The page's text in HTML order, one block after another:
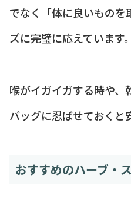
でなく「体に良いもの
ズに完璧に応えています。
喉がイガイガする時や、
バッグに忍ばせておくと
おすすめのハーブ・